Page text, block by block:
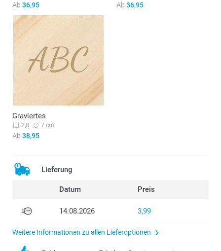
Ab 36,95 Ab 36,95
Graviertes
2,8 7 cm
Ab 38,95
Lieferung
Datum Preis
14.08.2026 3,99
Weitere Informationen zu allen Lieferoptionen